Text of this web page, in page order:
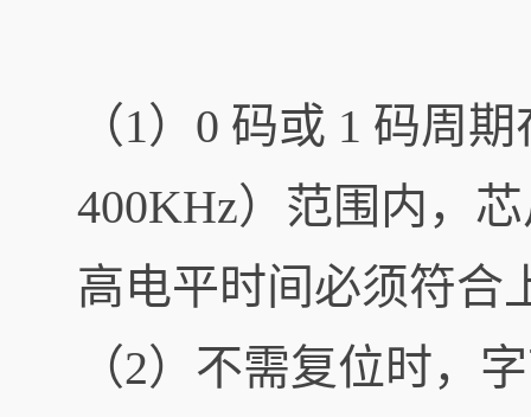
（1）0 码或 1 码周
400KHz）范围内，
高电平时间必须符合
（2）不需复位时，